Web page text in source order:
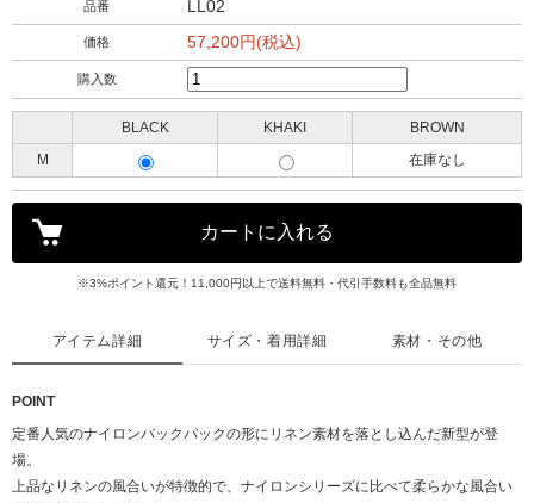
品番 LL02
価格 57,200円(税込)
購入数
BLACK KHAKI
BROWN
M
在庫なし
※3%ポイント還元！11,000円以上で送料無料・代引手数料も全品無料
アイテム詳細
POINT
定番人気のナイロンバックパックの形にリネン素材を落とし込んだ新型が登
場。
上品なリネンの風合いが特徴的で、ナイロンシリーズに比べて柔らかな風合い
サイズ・着用詳細 素材・その他